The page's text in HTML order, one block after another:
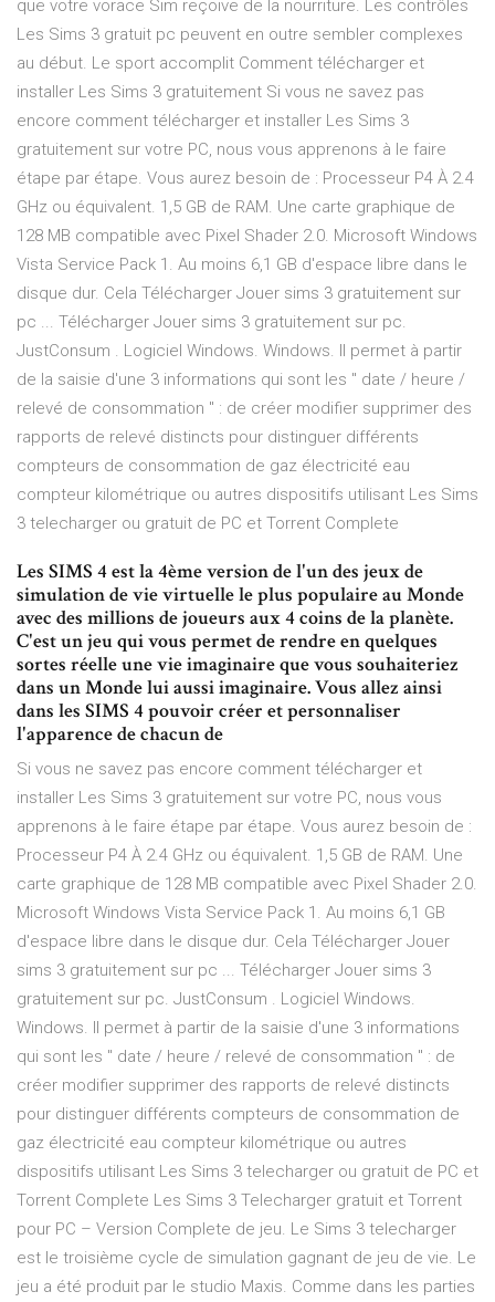
que votre vorace Sim reçoive de la nourriture. Les contrôles
Les Sims 3 gratuit pc peuvent en outre sembler complexes
au début. Le sport accomplit Comment télécharger et
installer Les Sims 3 gratuitement Si vous ne savez pas
encore comment télécharger et installer Les Sims 3
gratuitement sur votre PC, nous vous apprenons à le faire
étape par étape. Vous aurez besoin de : Processeur P4 À 2.4
GHz ou équivalent. 1,5 GB de RAM. Une carte graphique de
128 MB compatible avec Pixel Shader 2.0. Microsoft Windows
Vista Service Pack 1. Au moins 6,1 GB d'espace libre dans le
disque dur. Cela Télécharger Jouer sims 3 gratuitement sur
pc ... Télécharger Jouer sims 3 gratuitement sur pc.
JustConsum . Logiciel Windows. Windows. Il permet à partir
de la saisie d'une 3 informations qui sont les " date / heure /
relevé de consommation " : de créer modifier supprimer des
rapports de relevé distincts pour distinguer différents
compteurs de consommation de gaz électricité eau
compteur kilométrique ou autres dispositifs utilisant Les Sims
3 telecharger ou gratuit de PC et Torrent Complete
Les SIMS 4 est la 4ème version de l'un des jeux de
simulation de vie virtuelle le plus populaire au Monde
avec des millions de joueurs aux 4 coins de la planète.
C'est un jeu qui vous permet de rendre en quelques
sortes réelle une vie imaginaire que vous souhaiteriez
dans un Monde lui aussi imaginaire. Vous allez ainsi
dans les SIMS 4 pouvoir créer et personnaliser
l'apparence de chacun de
Si vous ne savez pas encore comment télécharger et
installer Les Sims 3 gratuitement sur votre PC, nous vous
apprenons à le faire étape par étape. Vous aurez besoin de :
Processeur P4 À 2.4 GHz ou équivalent. 1,5 GB de RAM. Une
carte graphique de 128 MB compatible avec Pixel Shader 2.0.
Microsoft Windows Vista Service Pack 1. Au moins 6,1 GB
d'espace libre dans le disque dur. Cela Télécharger Jouer
sims 3 gratuitement sur pc ... Télécharger Jouer sims 3
gratuitement sur pc. JustConsum . Logiciel Windows.
Windows. Il permet à partir de la saisie d'une 3 informations
qui sont les " date / heure / relevé de consommation " : de
créer modifier supprimer des rapports de relevé distincts
pour distinguer différents compteurs de consommation de
gaz électricité eau compteur kilométrique ou autres
dispositifs utilisant Les Sims 3 telecharger ou gratuit de PC et
Torrent Complete Les Sims 3 Telecharger gratuit et Torrent
pour PC – Version Complete de jeu. Le Sims 3 telecharger
est le troisième cycle de simulation gagnant de jeu de vie. Le
jeu a été produit par le studio Maxis. Comme dans les parties